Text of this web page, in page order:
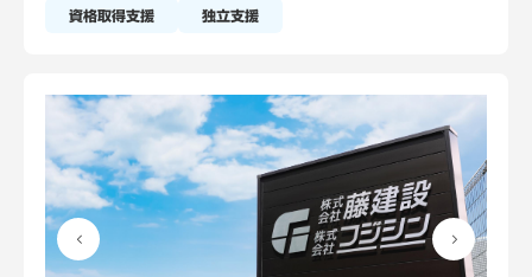
資格取得支援 独立支援